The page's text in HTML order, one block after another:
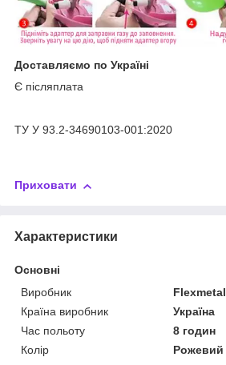
Доставляємо по Україні
Є післяплата
ТУ У 93.2-34690103-001:2020
Приховати
Характеристики
Основні
Виробник
Flexmetal
Країна виробник
Україна
Час польоту
8 годин
Колір
Рожевий